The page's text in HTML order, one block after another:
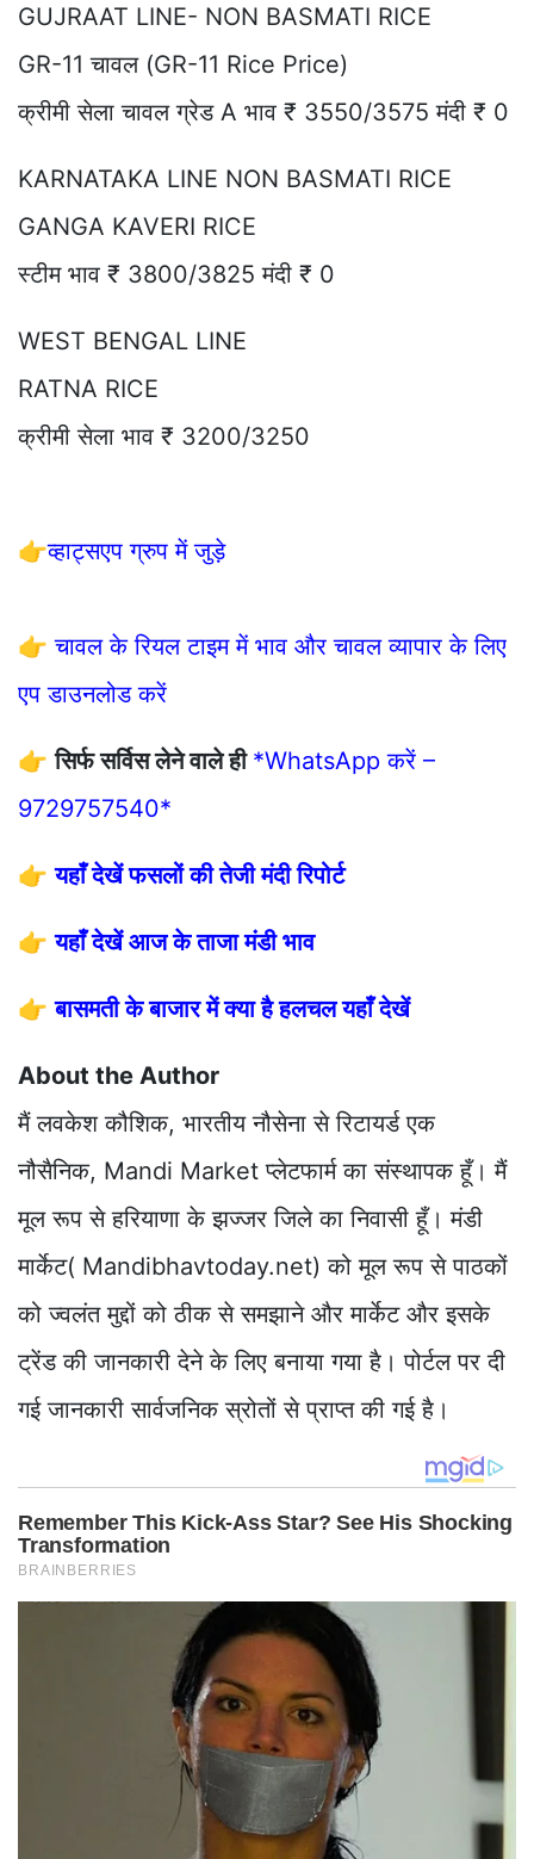
GUJRAAT LINE- NON BASMATI RICE
GR-11 चावल (GR-11 Rice Price)
क्रीमी सेला चावल ग्रेड A भाव ₹ 3550/3575 मंदी ₹ 0
KARNATAKA LINE NON BASMATI RICE
GANGA KAVERI RICE
स्टीम भाव ₹ 3800/3825 मंदी ₹ 0
WEST BENGAL LINE
RATNA RICE
क्रीमी सेला भाव ₹ 3200/3250
👉व्हाट्सएप ग्रुप में जुड़े
👉चावल के रियल टाइम में भाव और चावल व्यापार के लिए
एप डाउनलोड करें
👉सिर्फ सर्विस लेने वाले ही *WhatsApp करें –
9729757540*
👉यहाँ देखें फसलों की तेजी मंदी रिपोर्ट
👉यहाँ देखें आज के ताजा मंडी भाव
👉बासमती के बाजार में क्या है हलचल यहाँ देखें
About the Author
मैं लवकेश कौशिक, भारतीय नौसेना से रिटायर्ड एक
नौसैनिक, Mandi Market प्लेटफार्म का संस्थापक हूँ। मैं
मूल रूप से हरियाणा के झज्जर जिले का निवासी हूँ। मंडी
मार्केट( Mandibhavtoday.net) को मूल रूप से पाठकों
को ज्वलंत मुद्दों को ठीक से समझाने और मार्केट और इसके
ट्रेंड की जानकारी देने के लिए बनाया गया है। पोर्टल पर दी
गई जानकारी सार्वजनिक स्रोतों से प्राप्त की गई है।